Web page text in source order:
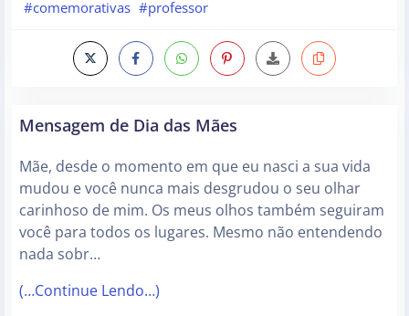
#comemorativas #professor
Mensagem de Dia das Mães
Mãe, desde o momento em que eu nasci a sua vida
mudou e você nunca mais desgrudou o seu olhar
carinhoso de mim. Os meus olhos também seguiram
você para todos os lugares. Mesmo não entendendo
nada sobr…
(…Continue Lendo…)